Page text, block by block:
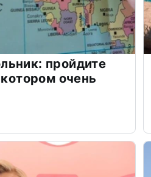
пройдите
очень